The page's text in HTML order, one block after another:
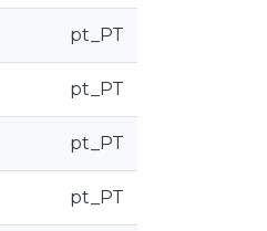
pt_PT
pt_PT
pt_PT
pt_PT